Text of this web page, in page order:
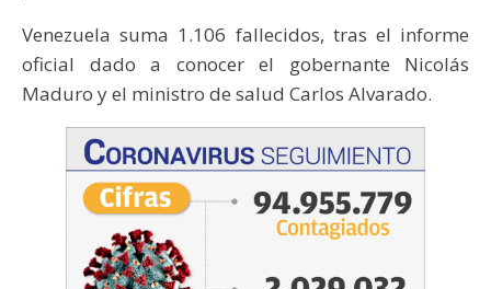
Venezuela suma 1.106 fallecidos, tras el informe
oficial dado a conocer el gobernante Nicolás
Maduro y el ministro de salud Carlos Alvarado.